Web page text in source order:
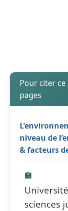
Pour citer
pages
niveau de
& facteurs
🏫
sciences